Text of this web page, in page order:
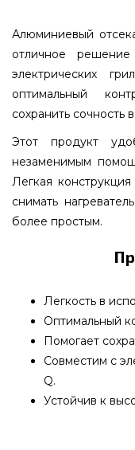
Алюминиевый
отличное
электрических
оптимальный
сохранить сочность
Этот продукт
незаменимым
Легкая
снимать
более простым.
Легкость в
Оптимальный
Помогает
Совместим с
Q.
Устойчив к